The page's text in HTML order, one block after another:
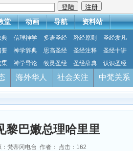
堂 动画 导航 资料站
典 信理神学 多语圣经 释经原则 圣经发凡
要 神学辞典 思高圣经 圣经注释 圣经十讲
集 神学导论 牧灵圣经 圣经辞典 认识圣经
海外华人 社会关注 中梵关系
黎巴嫩总理哈里里
梵蒂冈电台 作者： 点击： 162